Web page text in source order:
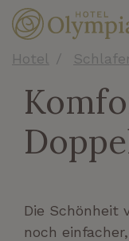
Hotel
Die Schönheit
noch